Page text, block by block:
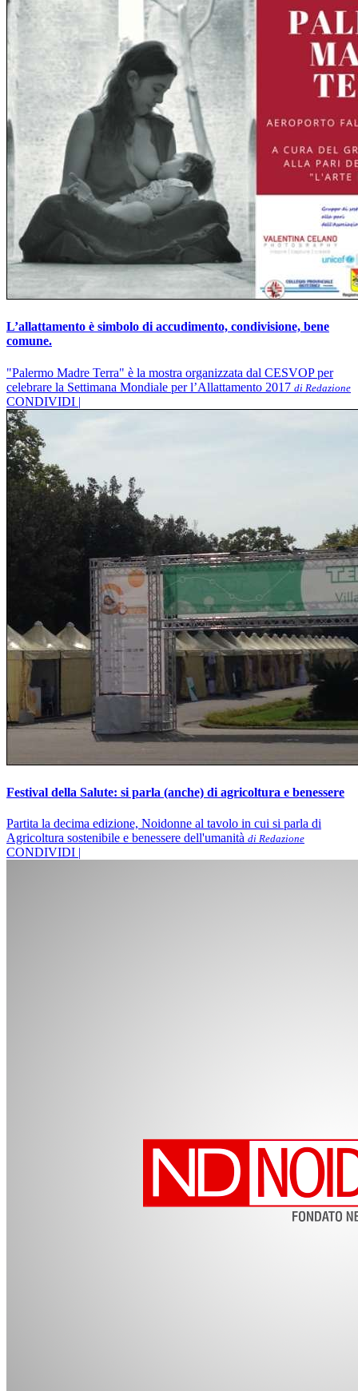
L’allattamento è simbolo di accudimento, condivisione, bene
comune.
"Palermo Madre Terra" è la mostra organizzata dal CESVOP per
celebrare la Settimana Mondiale per l’Allattamento 2017 di Redazione
CONDIVIDI |
Festival della Salute: si parla (anche) di agricoltura e benessere
Partita la decima edizione, Noidonne al tavolo in cui si parla di
Agricoltura sostenibile e benessere dell'umanità di Redazione
CONDIVIDI |